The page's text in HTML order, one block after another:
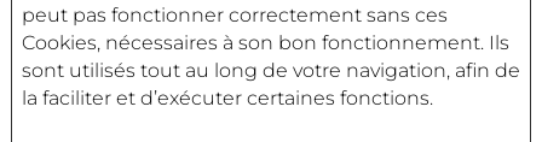
peut pas fonctionner correctement sans ces
Cookies, nécessaires à son bon fonctionnement. Ils
sont utilisés tout au long de votre navigation, afin de
la faciliter et d’exécuter certaines fonctions.